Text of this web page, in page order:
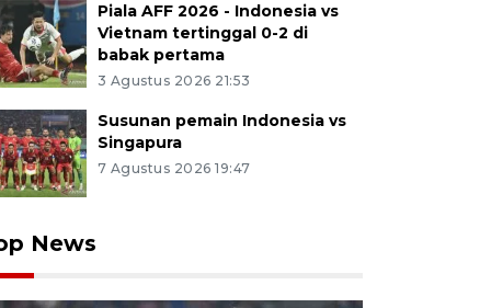
Piala AFF 2026 - Indonesia vs
Vietnam tertinggal 0-2 di
babak pertama
3 Agustus 2026 21:53
Susunan pemain Indonesia vs
Singapura
7 Agustus 2026 19:47
News